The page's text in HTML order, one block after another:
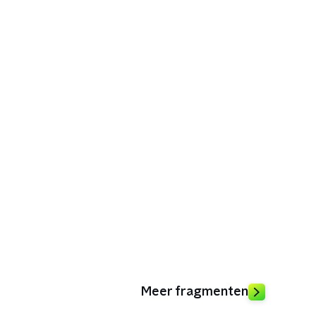
Meer fragmenten